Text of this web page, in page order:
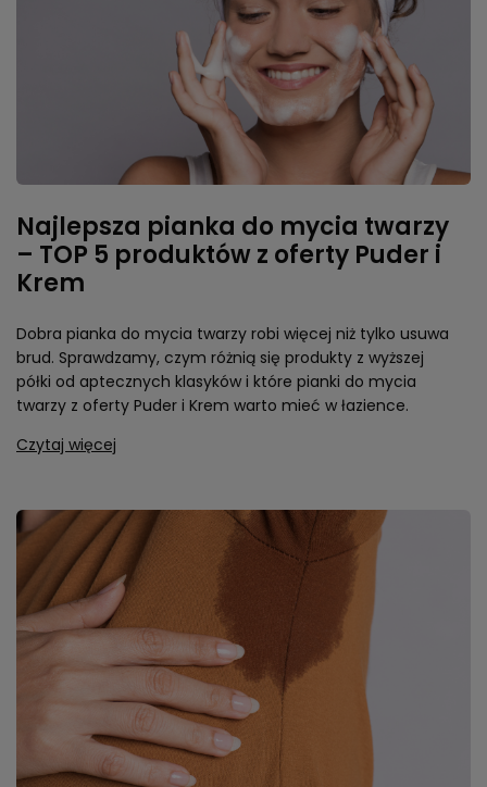
Najlepsza pianka do mycia twarzy
– TOP 5 produktów z oferty Puder i
Krem
Dobra pianka do mycia twarzy robi więcej niż tylko usuwa
brud. Sprawdzamy, czym różnią się produkty z wyższej
półki od aptecznych klasyków i które pianki do mycia
twarzy z oferty Puder i Krem warto mieć w łazience.
Czytaj więcej